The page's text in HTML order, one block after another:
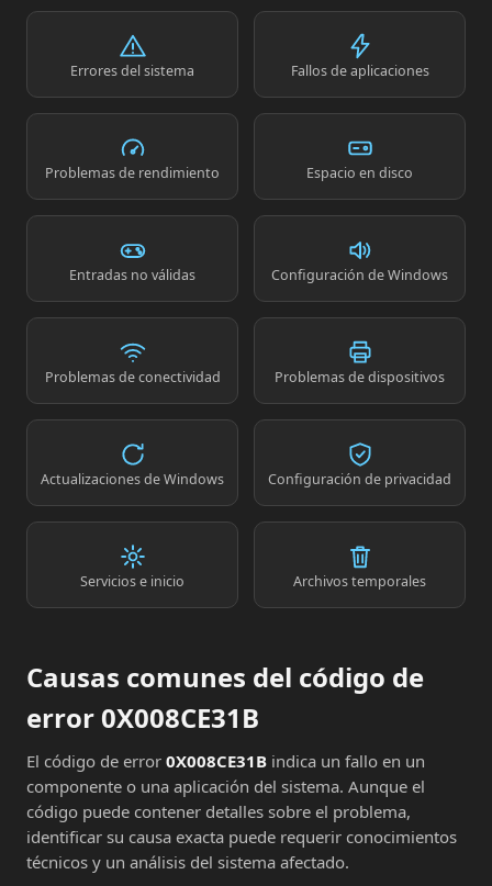
Errores del sistema Fallos de aplicaciones
Problemas de rendimiento Espacio en disco
Entradas no válidas Configuración de Windows
Problemas de conectividad Problemas de dispositivos
Actualizaciones de Windows Configuración de privacidad
Servicios e inicio Archivos temporales
Causas comunes del código de
error 0X008CE31B
El código de error 0X008CE31B indica un fallo en un
componente o una aplicación del sistema. Aunque el
código puede contener detalles sobre el problema,
identificar su causa exacta puede requerir conocimientos
técnicos y un análisis del sistema afectado.